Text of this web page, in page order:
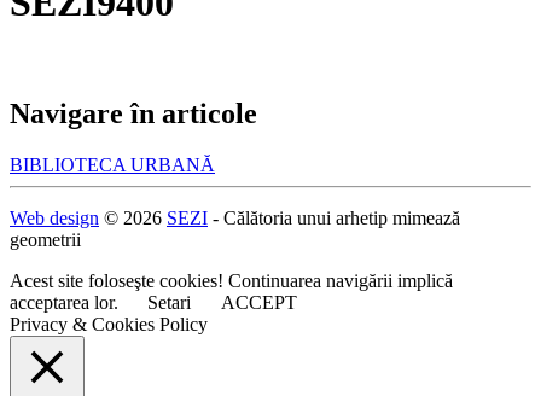
Navigare în articole
BIBLIOTECA URBANĂ
Web design © 2026 SEZI - Călătoria unui arhetip mimează
geometrii
Acest site foloseşte cookies! Continuarea navigării implică
acceptarea lor.
Setari
ACCEPT
Privacy & Cookies Policy